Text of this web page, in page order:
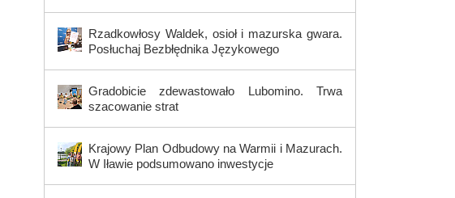
Rzadkowłosy Waldek, osioł i mazurska gwara.
Posłuchaj Bezbłędnika Językowego
Gradobicie zdewastowało Lubomino. Trwa
szacowanie strat
Krajowy Plan Odbudowy na Warmii i Mazurach.
W Iławie podsumowano inwestycje